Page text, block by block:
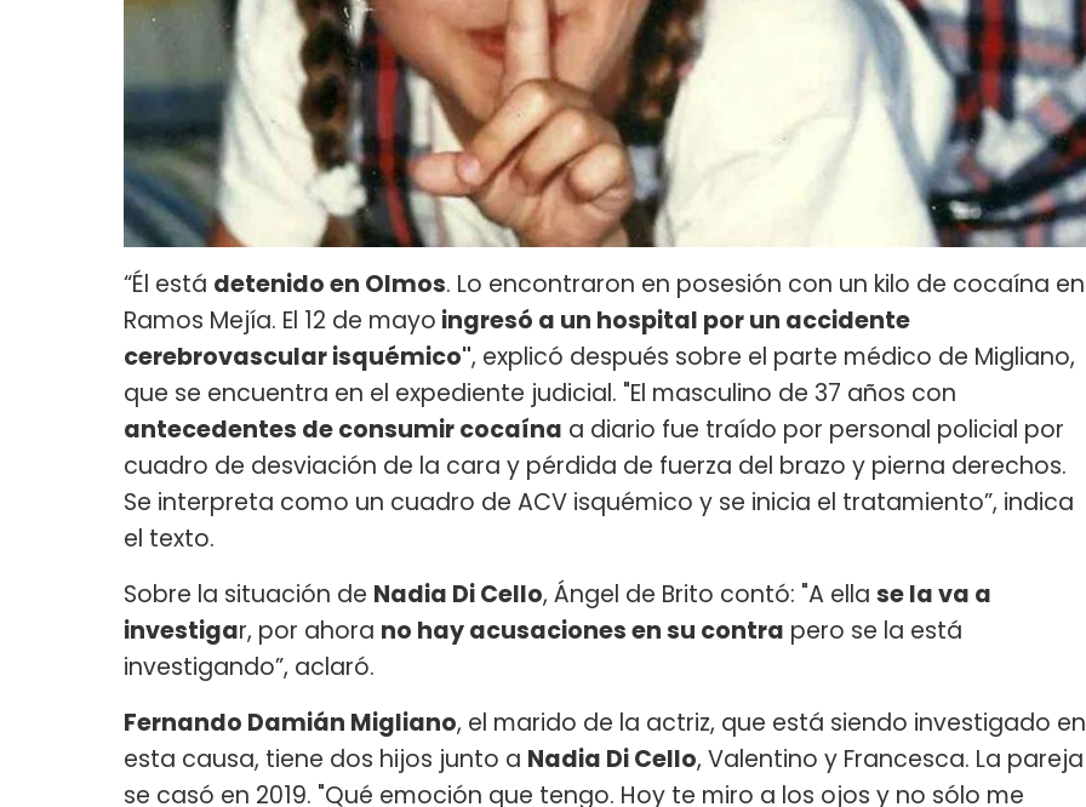
“Él está detenido en Olmos. Lo encontraron en posesión con un kilo de cocaína en
Ramos Mejía. El 12 de mayo ingresó a un hospital por un accidente
cerebrovascular isquémico", explicó después sobre el parte médico de Migliano,
que se encuentra en el expediente judicial. "El masculino de 37 años con
antecedentes de consumir cocaína a diario fue traído por personal policial por
cuadro de desviación de la cara y pérdida de fuerza del brazo y pierna derechos.
Se interpreta como un cuadro de ACV isquémico y se inicia el tratamiento”, indica
el texto.
Sobre la situación de Nadia Di Cello, Ángel de Brito contó: "A ella se la va a
investigar, por ahora no hay acusaciones en su contra pero se la está
investigando”, aclaró.
Fernando Damián Migliano, el marido de la actriz, que está siendo investigado en
esta causa, tiene dos hijos junto a Nadia Di Cello, Valentino y Francesca. La pareja
se casó en 2019. "Qué emoción que tengo. Hoy te miro a los ojos y no sólo me